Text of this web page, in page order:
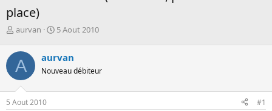
place)
A
t
e
u
r
d
e
aurvan
D
e
d
d
5 Aout 2010
A aurvan
Nouveau débiteur
5 Aout 2010 #1